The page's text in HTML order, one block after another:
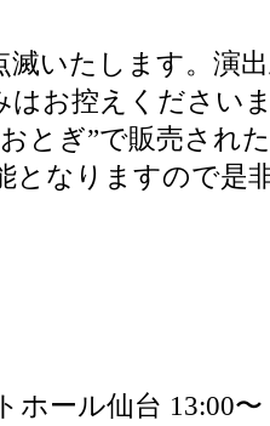
滅いたします。演
はお控えください
おとぎ”で販売され
となりますので是
ホール仙台 13:00〜